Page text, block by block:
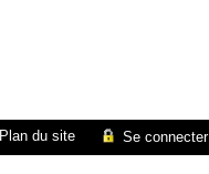
Plan du site Se connecter